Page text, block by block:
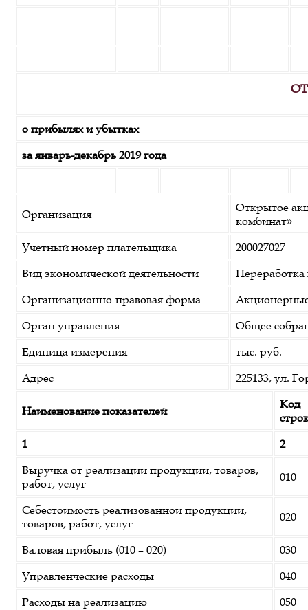
о прибылях и убытках
за январь-декабрь 2019 года
Организация
Открытое
комбинат»
Учетный номер плательщика
200027027
Вид экономической деятельности
Переработка
Организационно-правовая форма
Орган управления
Общее
Единица измерения
тыс. руб.
Адрес
225133, ул.
Наименование показателей
Код
1
2
Выручка от реализации продукции, товаров,
работ, услуг
010
Себестоимость реализованной продукции,
товаров, работ, услуг
020
Валовая прибыль (010 – 020)
030
Управленческие расходы
040
Расходы на реализацию
050